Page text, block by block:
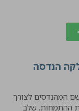
הנדסה
המהנדסים לצורך
ההתמחות. שלב